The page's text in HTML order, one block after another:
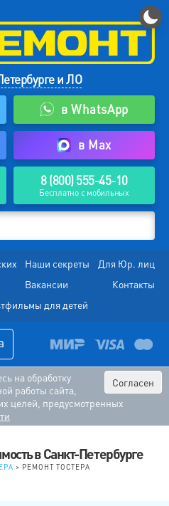
и ЛО
в WhatsApp
в Max
8 (800) 555-45-10
Бесплатно с мобильных
Наши секреты
Для Юр. лиц
Вакансии
Контакты
для детей
Согласен
на обработку
работы сайта,
целей, предусмотренных
в Санкт-Петербурге
> РЕМОНТ ТОСТЕРА